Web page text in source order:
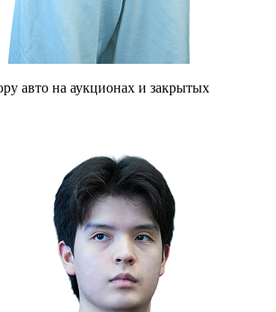
авто на аукционах и закрытых